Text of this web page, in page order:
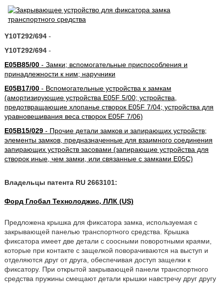
Y10T292/694-
Y10T292/694-
E05B85/00- Замки; вспомогательные приспособления и
принадлежности к ним; наручники
E05B17/00- Вспомогательные устройства к замкам
(амортизирующие устройства E05F 5/00; устройства,
предотвращающие хлопанье створок E05F 7/04; устройства для
уравновешивания веса створок E05F 7/06)
E05B15/029- Прочие детали замков и запирающих устройств;
элементы замков, предназначенные для взаимного соединения
запирающих устройств засовами (запирающие устройства для
створок иные, чем замки, или связанные с замками E05C)
Владельцы патента RU 2663101:
Форд Глобал Технолоджис, ЛЛК (US)
Предложена крышка для фиксатора замка, используемая с
закрывающей панелью транспортного средства. Крышка
фиксатора имеет две детали с соосными поворотными краями,
которые при контакте с защелкой поворачиваются на выступ и
отделяются друг от друга, обеспечивая доступ защелки к
фиксатору. При открытой закрывающей панели транспортного
средства пружины смещают детали крышки навстречу друг другу